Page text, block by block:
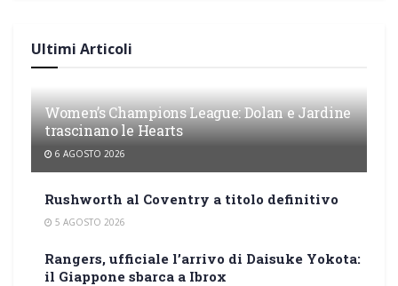
Ultimi Articoli
Women’s Champions League: Dolan e Jardine
trascinano le Hearts
6 AGOSTO 2026
Rushworth al Coventry a titolo definitivo
5 AGOSTO 2026
Rangers, ufficiale l’arrivo di Daisuke Yokota:
il Giappone sbarca a Ibrox